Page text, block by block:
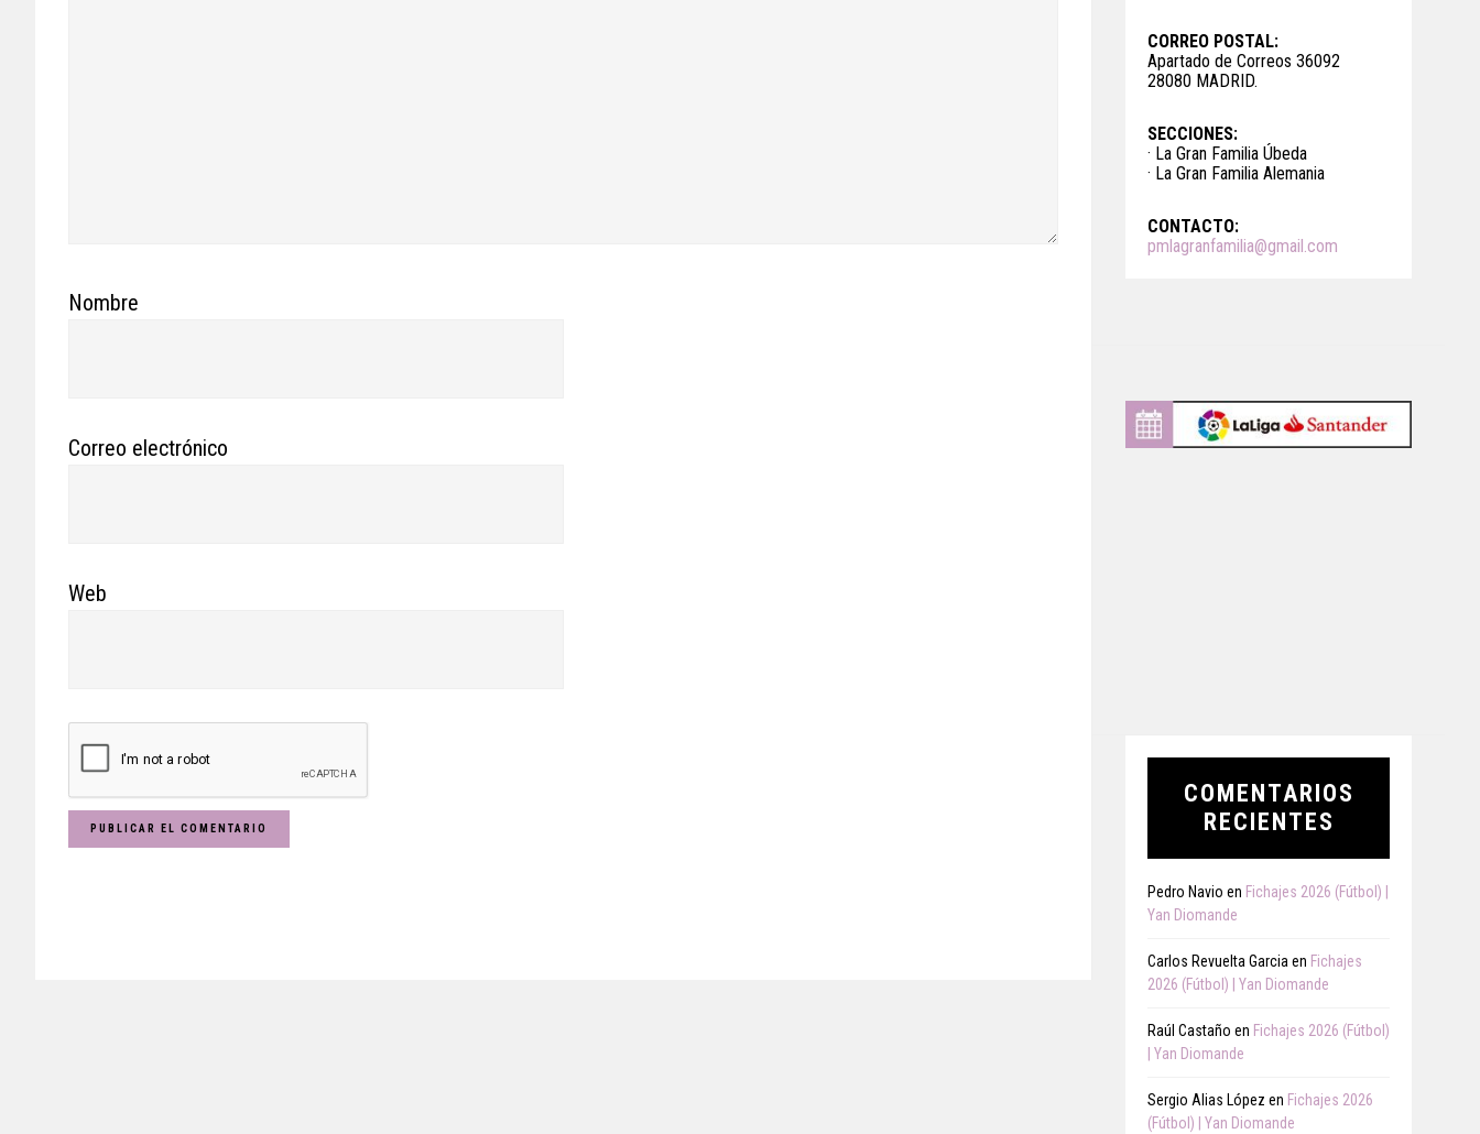
Nombre
Correo electrónico
Web
CORREO POSTAL:
Apartado de Correos 36092
28080 MADRID.
SECCIONES:
· La Gran Familia Úbeda
· La Gran Familia Alemania
CONTACTO:
pmlagranfamilia@gmail.com
COMENTARIOS
RECIENTES
Pedro Navio en Fichajes 2026 (Fútbol) |
Yan Diomande
Carlos Revuelta Garciaen Fichajes
2026 (Fútbol) | Yan Diomande
Raúl Castaño en Fichajes 2026 (Fútbol)
| Yan Diomande
Sergio Alias López en Fichajes 2026
(Fútbol) | Yan Diomande